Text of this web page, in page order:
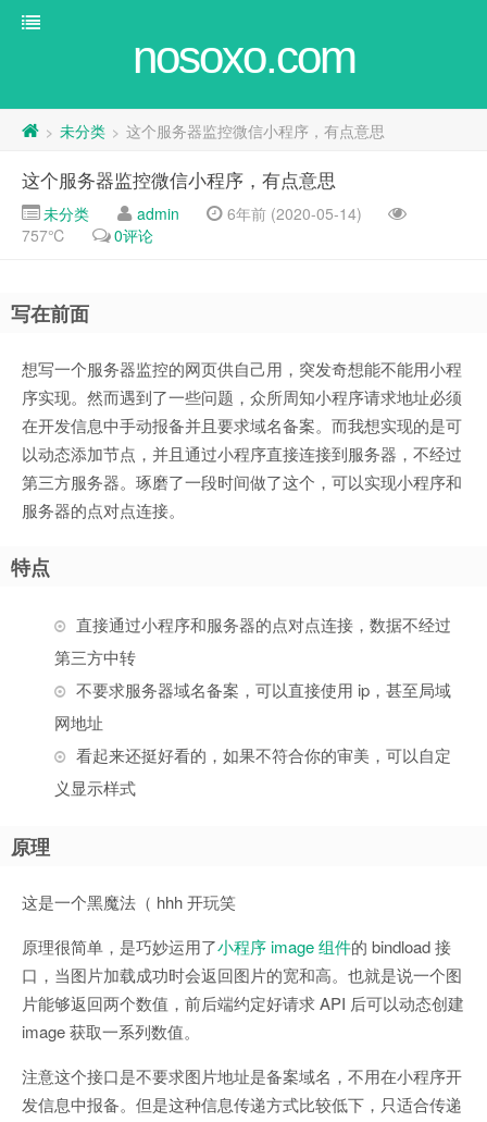
nosoxo.com
> 未分类 > 这个服务器监控微信小程序，有点意思
这个服务器监控微信小程序，有点意思
未分类 admin
6年前 (2020-05-14)
757℃
0评论
写在前面
想写一个服务器监控的网页供自己用，突发奇想能不能用小程
序实现。然而遇到了一些问题，众所周知小程序请求地址必须
在开发信息中手动报备并且要求域名备案。而我想实现的是可
以动态添加节点，并且通过小程序直接连接到服务器，不经过
第三方服务器。琢磨了一段时间做了这个，可以实现小程序和
服务器的点对点连接。
特点
直接通过小程序和服务器的点对点连接，数据不经过
第三方中转
不要求服务器域名备案，可以直接使用 ip，甚至局域
网地址
看起来还挺好看的，如果不符合你的审美，可以自定
义显示样式
原理
这是一个黑魔法（ hhh 开玩笑
原理很简单，是巧妙运用了小程序 image 组件的 bindload 接
口，当图片加载成功时会返回图片的宽和高。也就是说一个图
片能够返回两个数值，前后端约定好请求 API 后可以动态创建
image 获取一系列数值。
注意这个接口是不要求图片地址是备案域名，不用在小程序开
发信息中报备。但是这种信息传递方式比较低下，只适合传递